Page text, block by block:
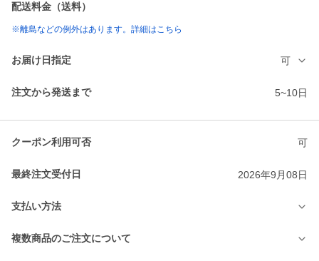
配送料金（送料）
※離島などの例外はあります。詳細はこちら
お届け日指定 可
注文から発送まで 5~10日
クーポン利用可否 可
最終注文受付日 2026年9月08日
支払い方法
複数商品のご注文について